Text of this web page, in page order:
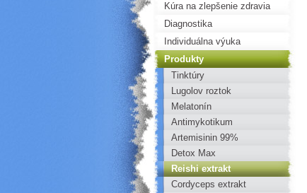
Kúra na zlepšenie zdravia
Diagnostika
Individuálna výuka
Produkty
Tinktúry
Lugolov roztok
Melatonín
Antimykotikum
Artemisinin 99%
Detox Max
Reishi extrakt
Cordyceps extrakt